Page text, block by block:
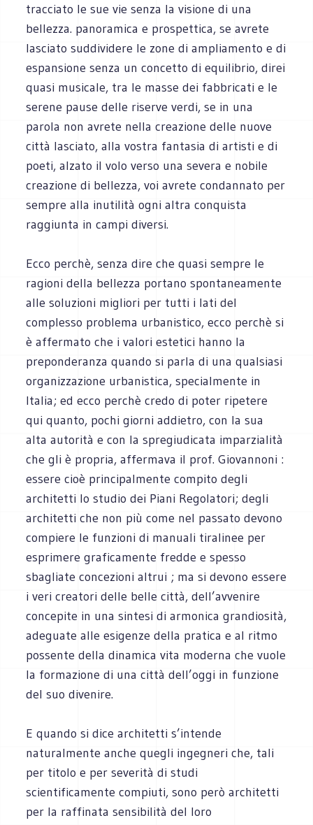
tracciato le sue vie senza la visione di una
bellezza. panoramica e prospettica, se avrete
lasciato suddividere le zone di ampliamento e di
espansione senza un concetto di equilibrio, direi
quasi musicale, tra le masse dei fabbricati e le
serene pause delle riserve verdi, se in una
parola non avrete nella creazione delle nuove
città lasciato, alla vostra fantasia di artisti e di
poeti, alzato il volo verso una severa e nobile
creazione di bellezza, voi avrete condannato per
sempre alla inutilità ogni altra conquista
raggiunta in campi diversi.
Ecco perchè, senza dire che quasi sempre le
ragioni della bellezza portano spontaneamente
alle soluzioni migliori per tutti i lati del
complesso problema urbanistico, ecco perchè si
è affermato che i valori estetici hanno la
preponderanza quando si parla di una qualsiasi
organizzazione urbanistica, specialmente in
Italia; ed ecco perchè credo di poter ripetere
qui quanto, pochi giorni addietro, con la sua
alta autorità e con la spregiudicata imparzialità
che gli è propria, affermava il prof. Giovannoni :
essere cioè principalmente compito degli
architetti lo studio dei Piani Regolatori; degli
architetti che non più come nel passato devono
compiere le funzioni di manuali tiralinee per
esprimere graficamente fredde e spesso
sbagliate concezioni altrui ; ma si devono essere
i veri creatori delle belle città, dell’avvenire
concepite in una sintesi di armonica grandiosità,
adeguate alle esigenze della pratica e al ritmo
possente della dinamica vita moderna che vuole
la formazione di una città dell’oggi in funzione
del suo divenire.
E quando si dice architetti s’intende
naturalmente anche quegli ingegneri che, tali
per titolo e per severità di studi
scientificamente compiuti, sono però architetti
per la raffinata sensibilità del loro